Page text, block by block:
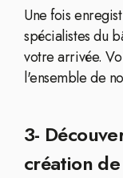
Une fois
spécialistes du
votre arrivée.
l'ensemble de
3-
création